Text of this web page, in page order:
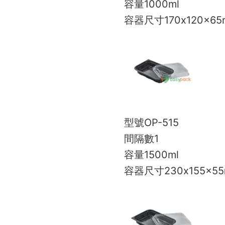
容量1000ml
容器尺寸
型號OP-515
間隔數1
容量1500ml
容器尺寸